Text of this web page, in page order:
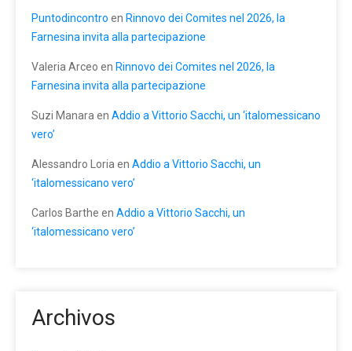
Puntodincontro en Rinnovo dei Comites nel 2026, la
Farnesina invita alla partecipazione
Valeria Arceo en Rinnovo dei Comites nel 2026, la
Farnesina invita alla partecipazione
Suzi Manara en Addio a Vittorio Sacchi, un ‘italomessicano
vero’
Alessandro Loria en Addio a Vittorio Sacchi, un
‘italomessicano vero’
Carlos Barthe en Addio a Vittorio Sacchi, un
‘italomessicano vero’
Archivos